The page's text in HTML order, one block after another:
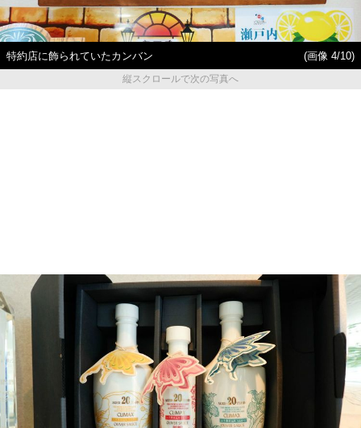
特約店に飾られていたカンバン
(画像 4/10)
縦スクロールで次の写真へ